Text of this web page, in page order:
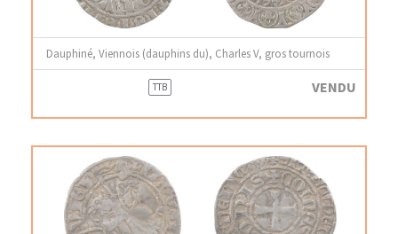
Dauphiné, Viennois (dauphins du), Charles V, gros tournois
TTB VENDU